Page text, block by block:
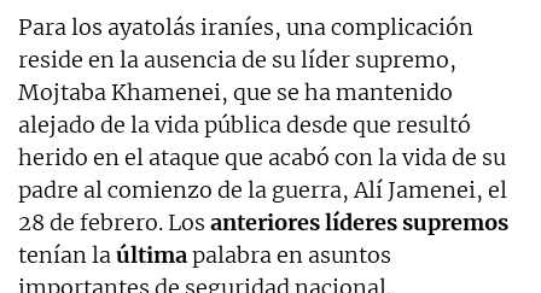
Para los ayatolás iraníes, una complicación
reside en la ausencia de su líder supremo,
Mojtaba Khamenei, que se ha mantenido
alejado de la vida pública desde que resultó
herido en el ataque que acabó con la vida de su
padre al comienzo de la guerra, Alí Jamenei, el
28 de febrero. Los anteriores líderes supremos
tenían laúltimapalabra en asuntos
importantes de seguridad nacional.